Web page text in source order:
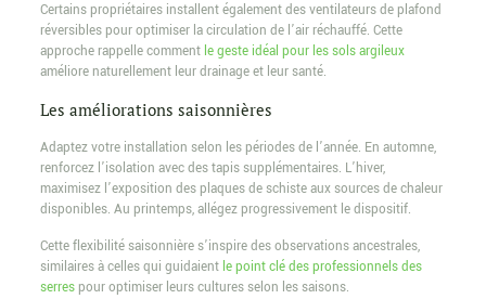
Certains propriétaires installent également des ventilateurs de plafond
réversibles pour optimiser la circulation de l’air réchauffé. Cette
approche rappelle comment le geste idéal pour les sols argileux
améliore naturellement leur drainage et leur santé.
Les améliorations saisonnières
Adaptez votre installation selon les périodes de l’année. En automne,
renforcez l’isolation avec des tapis supplémentaires. L’hiver,
maximisez l’exposition des plaques de schiste aux sources de chaleur
disponibles. Au printemps, allégez progressivement le dispositif.
Cette flexibilité saisonnière s’inspire des observations ancestrales,
similaires à celles qui guidaient le point clé des professionnels des
serrespour optimiser leurs cultures selon les saisons.